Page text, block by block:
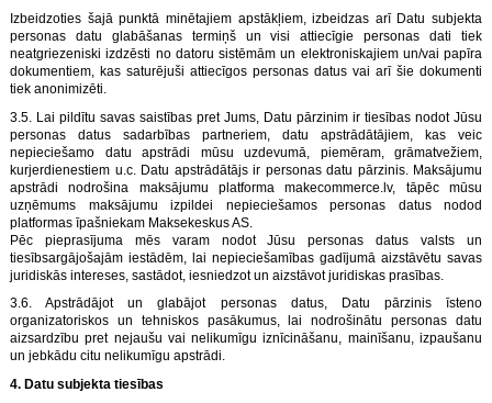
Izbeidzoties šajā punktā minētajiem apstākļiem, izbeidzas arī Datu subjekta
personas datu glabāšanas termiņš un visi attiecīgie personas dati tiek
neatgriezeniski izdzēsti no datoru sistēmām un elektroniskajiem un/vai papīra
dokumentiem, kas saturējuši attiecīgos personas datus vai arī šie dokumenti
tiek anonimizēti.
3.5. Lai pildītu savas saistības pret Jums, Datu pārzinim ir tiesības nodot Jūsu
personas datus sadarbības partneriem, datu apstrādātājiem, kas veic
nepieciešamo datu apstrādi mūsu uzdevumā, piemēram, grāmatvežiem,
kurjerdienestiem u.c. Datu apstrādātājs ir personas datu pārzinis. Maksājumu
apstrādi nodrošina maksājumu platformamakecommerce.lv, tāpēc mūsu
uzņēmums maksājumu izpildei nepieciešamos personas datus nodod
platformas īpašniekam Maksekeskus AS.
Pēc pieprasījuma mēs varam nodot Jūsu personas datus valsts un
tiesībsargājošajām iestādēm, lai nepieciešamības gadījumā aizstāvētu savas
juridiskās intereses, sastādot, iesniedzot un aizstāvot juridiskas prasības.
3.6. Apstrādājot un glabājot personas datus, Datu pārzinis īsteno
organizatoriskos un tehniskos pasākumus, lai nodrošinātu personas datu
aizsardzību pret nejaušu vai nelikumīgu iznīcināšanu, mainīšanu, izpaušanu
un jebkādu citu nelikumīgu apstrādi.
4. Datu subjekta tiesības